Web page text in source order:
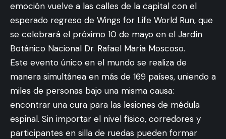
emoción vuelve a las calles de la capital con el
esperado regreso de Wings for Life World Run, que
se celebrará el próximo 10 de mayo en el Jardín
Botánico Nacional Dr. Rafael María Moscoso.
Este evento único en el mundo se realiza de
manera simultánea en más de 169 países, uniendo a
miles de personas bajo una misma causa:
encontrar una cura para las lesiones de médula
espinal. Sin importar el nivel físico, corredores y
participantes en silla de ruedas pueden formar